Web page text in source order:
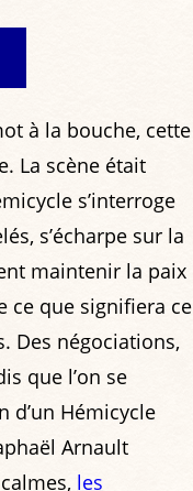
à la bouche, cette
La scène était
s’interroge
s’écharpe sur la
maintenir la paix
ce que signifiera ce
Des négociations,
que l’on se
d’un Hémicycle
Arnault
les